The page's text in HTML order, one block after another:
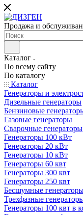
Продажа и
Каталог
По всему сайту
По каталогу
Каталог
Генераторы и
Дизельные генераторы
Бензиновые
Газовые генераторы
Сварочные генераторы
Генераторы 100 кВт
Генераторы 20 кВт
Генераторы 10 кВт
Генераторы 60 квт
Генераторы 300 квт
Генераторы 250 квт
Бесшумные
Трехфазные
Генераторы 100 квт в